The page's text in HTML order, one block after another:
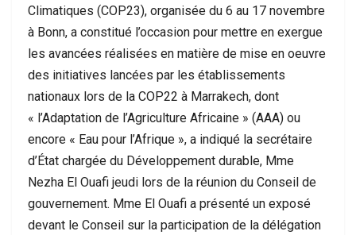
Climatiques (COP23), organisée du 6 au 17 novembre
à Bonn, a constitué l’occasion pour mettre en exergue
les avancées réalisées en matière de mise en oeuvre
des initiatives lancées par les établissements
nationaux lors de la COP22 à Marrakech, dont
« l’Adaptation de l’Agriculture Africaine » (AAA) ou
encore « Eau pour l’Afrique », a indiqué la secrétaire
d’État chargée du Développement durable, Mme
Nezha El Ouafi jeudi lors de la réunion du Conseil de
gouvernement. Mme El Ouafi a présenté un exposé
devant le Conseil sur la participation de la délégation